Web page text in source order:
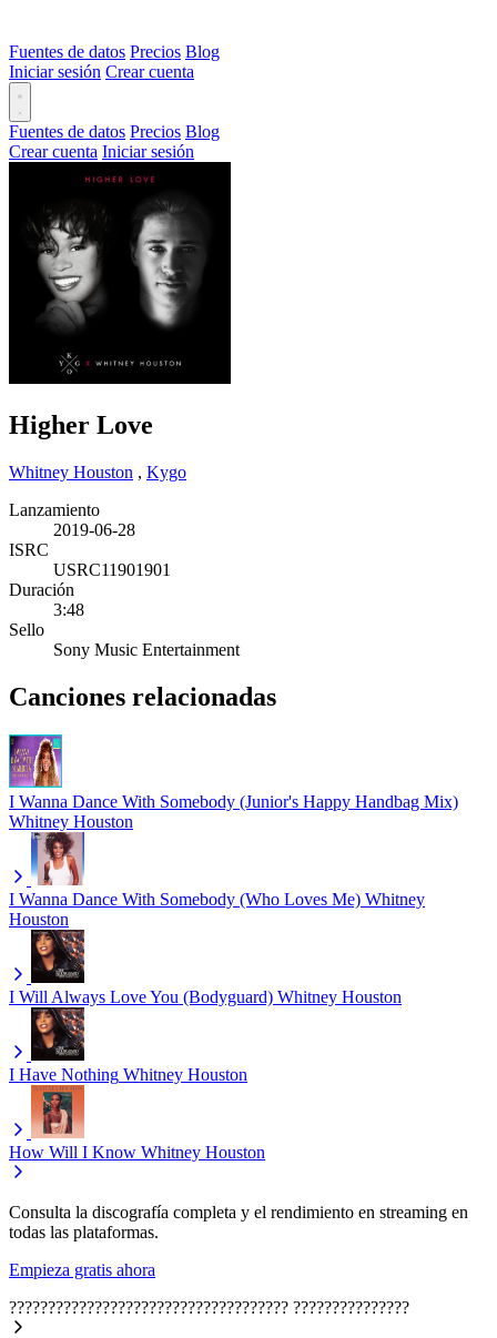
Fuentes de datos Precios Blog
Iniciar sesión Crear cuenta
Fuentes de datos Precios Blog
Crear cuenta Iniciar sesión
Higher Love
Whitney Houston , Kygo
Lanzamiento
2019-06-28
ISRC
USRC11901901
Duración
3:48
Sello
Sony Music Entertainment
Canciones relacionadas
I Wanna Dance With Somebody (Junior's Happy Handbag Mix)
Whitney Houston
I Wanna Dance With Somebody (Who Loves Me) Whitney
Houston
I Will Always Love You (Bodyguard) Whitney Houston
I Have Nothing Whitney Houston
How Will I Know Whitney Houston
Consulta la discografía completa y el rendimiento en streaming en
todas las plataformas.
Empieza gratis ahora
???????????????????????????????????? ???????????????